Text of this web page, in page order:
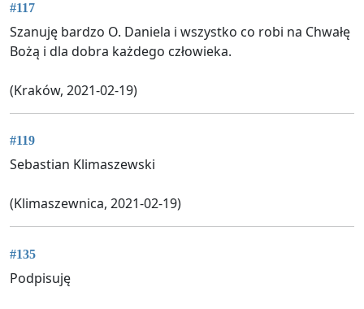
#117
Szanuję bardzo O. Daniela i wszystko co robi na Chwałę
Bożą i dla dobra każdego człowieka.
(Kraków, 2021-02-19)
#119
Sebastian Klimaszewski
(Klimaszewnica, 2021-02-19)
#135
Podpisuję